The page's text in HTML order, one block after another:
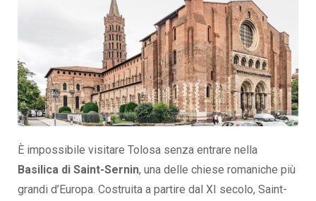
È impossibile visitare Tolosa senza entrare nella
Basilica di Saint-Sernin, una delle chiese romaniche più
grandi d’Europa. Costruita a partire dal XI secolo, Saint-